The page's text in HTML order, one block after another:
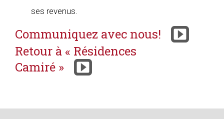
ses revenus.
Communiquez avec nous!
Retour à « Résidences
Camiré »